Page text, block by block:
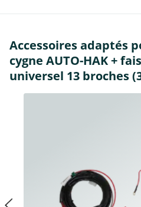
Accessoires adaptés
cygne AUTO-HAK +
universel 13 broches